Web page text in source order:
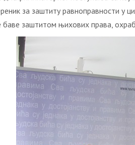
за заштиту равноправности у
баве заштитом њихових права,